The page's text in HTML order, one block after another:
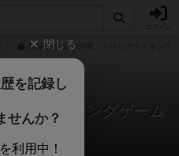
指輪物語 旅の仲間：トリックテイキング
ックテイキングゲーム
のレビュー
閉じる
を記録し
せんか？
利用中！